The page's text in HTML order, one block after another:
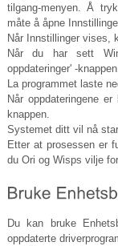
tilgang-menyen. Å
måte å åpne
Når Innstillinger vises,
Når du har sett
oppdateringer' -
La programmet laste
Når oppdateringene
knappen.
Systemet ditt vil nå
Etter at prosessen er
du Ori og Wisps vilje
Du kan bruke
oppdaterte